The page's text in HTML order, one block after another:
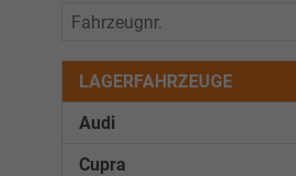
Fahrzeugnr.
LAGERFAHRZEUGE
Audi
Cupra